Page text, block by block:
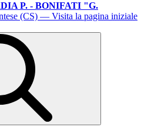
P. - BONIFATI "G.
(CS) — Visita la pagina iniziale